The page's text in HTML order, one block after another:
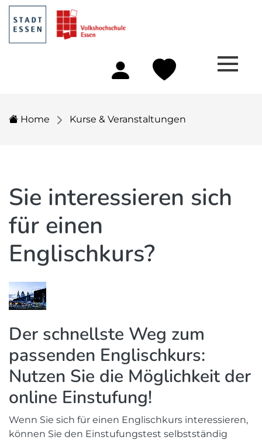
Home Kurse & Veranstaltungen
Sie interessieren sich
für einen
Englischkurs?
Der schnellste Weg zum
passenden Englischkurs:
Nutzen Sie die Möglichkeit der
online Einstufung!
Wenn Sie sich für einen Englischkurs interessieren,
können Sie den Einstufungstest selbstständig